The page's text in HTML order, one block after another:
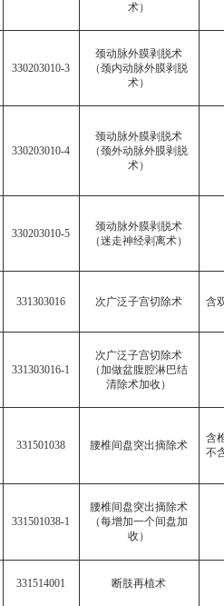
术）
330203010-3
颈动脉外膜剥脱术
（颈内动脉外膜剥脱
术）
330203010-4
颈动脉外膜剥脱术
（颈外动脉外膜剥脱
术）
330203010-5
颈动脉外膜剥脱术
（迷走神经剥离术）
331303016 次广泛子宫切除术 含
331303016-1
次广泛子宫切除术
（加做盆腹腔淋巴结
清除术加收）
331501038 腰椎间盘突出摘除术
含
不
331501038-1
腰椎间盘突出摘除术
（每增加一个间盘加
收）
331514001 断肢再植术